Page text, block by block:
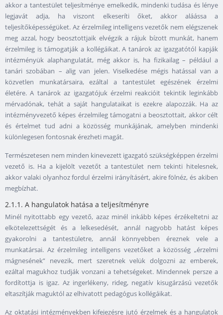
akkor a tantestület teljesítménye emelkedik, mindenki tudása és lénye
legjavát adja, ha viszont elkeseríti őket, akkor aláássa a
teljesítőképességüket. Az érzelmileg intelligens vezetők nem elégszenek
meg azzal, hogy beosztottjaik elvégzik a rájuk bízott munkát, hanem
érzelmileg is támogatják a kollégáikat. A tanárok az igazgatótól kapják
intézményük alaphangulatát, még akkor is, ha fizikailag – például a
tanári szobában – alig van jelen. Viselkedése mégis hatással van a
közvetlen munkatársaira, ezáltal a tantestület egészének érzelmi
életére. A tanárok az igazgatójuk érzelmi reakcióit tekintik leginkább
mérvadónak, tehát a saját hangulataikat is ezekre alapozzák. Ha az
intézményvezető képes érzelmileg támogatni a beosztottait, akkor célt
és értelmet tud adni a közösség munkájának, amelyben mindenki
különlegesen fontosnak érezheti magát.
Természetesen nem minden kinevezett igazgató szükségképpen érzelmi
vezető is. Ha a kijelölt vezetőt a tantestület nem tekinti hitelesnek,
akkor valaki olyanhoz fordul érzelmi irányításért, akire fölnéz, és akiben
megbízhat.
2.1.1. A hangulatok hatása a teljesítményre
Minél nyitottabb egy vezető, azaz minél inkább képes érzékeltetni az
elkötelezettségét és a lelkesedését, annál nagyobb hatást képes
gyakorolni a tantestületre, annál könnyebben éreznek vele a
munkatársai. Az érzelmileg intelligens vezetőket a közösség „érzelmi
mágnesének” nevezik, mert szeretnek velük dolgozni az emberek,
ezáltal magukhoz tudják vonzani a tehetségeket. Mindennek persze a
fordítottja is igaz. Az ingerlékeny, rideg, negatív kisugárzású vezetők
eltaszítják maguktól az elhivatott pedagógus kollégáikat.
Az oktatási intézményekben kifejezésre jutó érzelmek és a hangulatok